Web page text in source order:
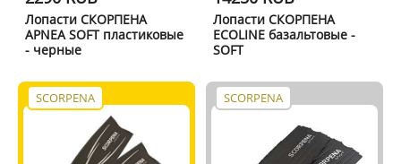
Лопасти СКОРПЕНА
APNEA SOFT пластиковые
- черные
Лопасти СКОРПЕНА
ECOLINE базальтовые -
SOFT
SCORPENA SCORPENA